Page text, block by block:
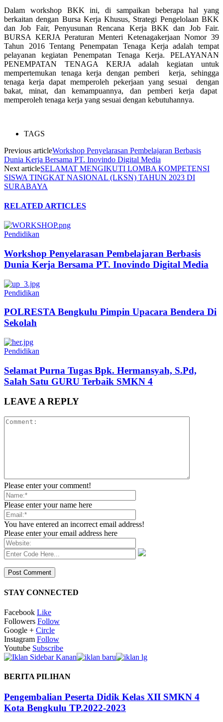
Dalam workshop BKK ini, di sampaikan beberapa hal yang
berkaitan dengan Bursa Kerja Khusus, Strategi Pengelolaan BKK
dan Job Fair, Penyusunan Rencana Kerja BKK dan Job Fair.
BURSA KERJA Peraturan Menteri Ketenagakerjaan Nomor 39
Tahun 2016 Tentang Penempatan Tenaga Kerja adalah tempat
pelayanan kegiatan Penempatan Tenaga Kerja. PELAYANAN
PENEMPATAN TENAGA KERJA adalah kegiatan untuk
mempertemukan tenaga kerja dengan pemberi kerja, sehingga
tenaga kerja dapat memperoleh pekerjaan yang sesuai dengan
bakat, minat, dan kemampuannya, dan pemberi kerja dapat
memperoleh tenaga kerja yang sesuai dengan kebutuhannya.
TAGS
Previous articleWorkshop Penyelarasan Pembelajaran Berbasis
Dunia Kerja Bersama PT. Inovindo Digital Media
Next articleSELAMAT MENGIKUTI LOMBA KOMPETENSI
SISWA TINGKAT NASIONAL (LKSN) TAHUN 2023 DI
SURABAYA
RELATED ARTICLES
Pendidikan
Workshop Penyelarasan Pembelajaran Berbasis
Dunia Kerja Bersama PT. Inovindo Digital Media
Pendidikan
POLRESTA Bengkulu Pimpin Upacara Bendera Di
Sekolah
Pendidikan
Selamat Purna Tugas Bpk. Hermansyah, S.Pd,
Salah Satu GURU Terbaik SMKN 4
LEAVE A REPLY
Please enter your comment!
Please enter your name here
You have entered an incorrect email address!
Please enter your email address here
STAY CONNECTED
Facebook Like
Followers Follow
Google + Circle
Instagram Follow
Youtube Subscribe
BERITA PILIHAN
Pengembalian Peserta Didik Kelas XII SMKN 4
Kota Bengkulu TP.2022-2023